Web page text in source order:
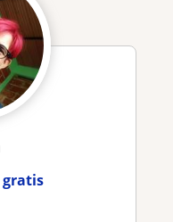
gratis